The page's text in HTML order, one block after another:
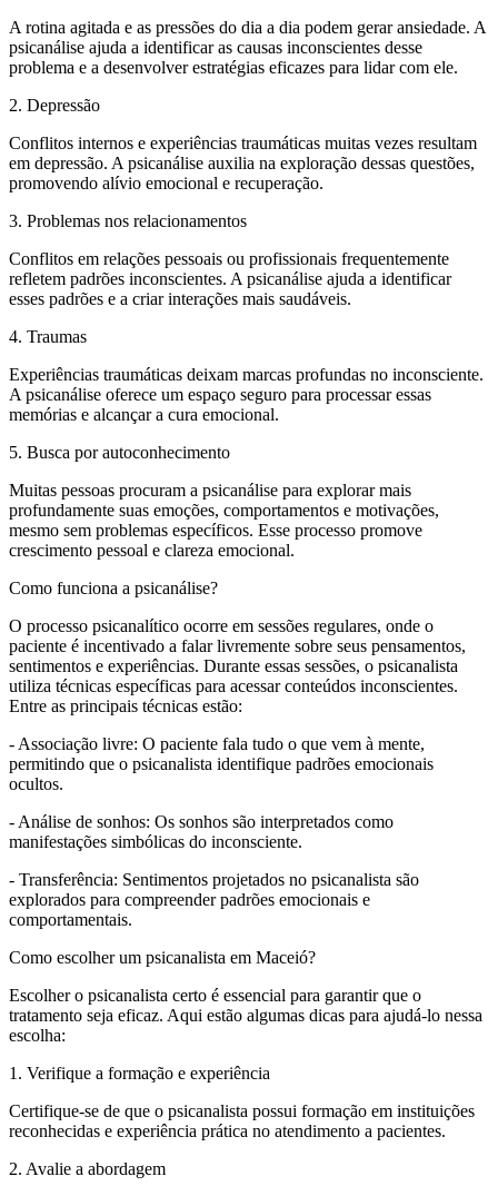
A rotina agitada e as pressões do dia a dia podem gerar ansiedade. A
psicanálise ajuda a identificar as causas inconscientes desse
problema e a desenvolver estratégias eficazes para lidar com ele.
2. Depressão
Conflitos internos e experiências traumáticas muitas vezes resultam
em depressão. A psicanálise auxilia na exploração dessas questões,
promovendo alívio emocional e recuperação.
3. Problemas nos relacionamentos
Conflitos em relações pessoais ou profissionais frequentemente
refletem padrões inconscientes. A psicanálise ajuda a identificar
esses padrões e a criar interações mais saudáveis.
4. Traumas
Experiências traumáticas deixam marcas profundas no inconsciente.
A psicanálise oferece um espaço seguro para processar essas
memórias e alcançar a cura emocional.
5. Busca por autoconhecimento
Muitas pessoas procuram a psicanálise para explorar mais
profundamente suas emoções, comportamentos e motivações,
mesmo sem problemas específicos. Esse processo promove
crescimento pessoal e clareza emocional.
Como funciona a psicanálise?
O processo psicanalítico ocorre em sessões regulares, onde o
paciente é incentivado a falar livremente sobre seus pensamentos,
sentimentos e experiências. Durante essas sessões, o psicanalista
utiliza técnicas específicas para acessar conteúdos inconscientes.
Entre as principais técnicas estão:
- Associação livre: O paciente fala tudo o que vem à mente,
permitindo que o psicanalista identifique padrões emocionais
ocultos.
- Análise de sonhos: Os sonhos são interpretados como
manifestações simbólicas do inconsciente.
- Transferência: Sentimentos projetados no psicanalista são
explorados para compreender padrões emocionais e
comportamentais.
Como escolher um psicanalista em Maceió?
Escolher o psicanalista certo é essencial para garantir que o
tratamento seja eficaz. Aqui estão algumas dicas para ajudá-lo nessa
escolha:
1. Verifique a formação e experiência
Certifique-se de que o psicanalista possui formação em instituições
reconhecidas e experiência prática no atendimento a pacientes.
2. Avalie a abordagem